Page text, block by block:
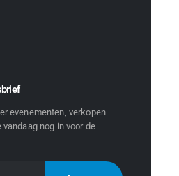
evenementen, verkopen
nog in voor de